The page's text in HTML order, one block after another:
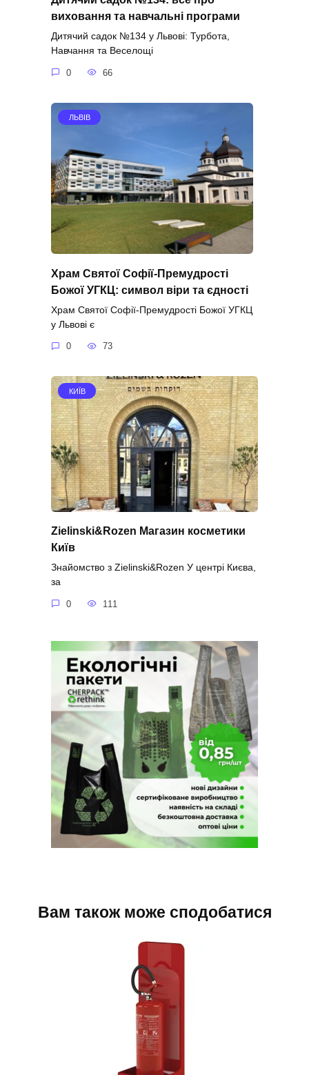
виховання та навчальні програми
Дитячий садок №134 у Львові: Турбота,
Навчання та Веселощі
0 66
ЛЬВІВ
Храм Святої Софії-Премудрості
Божої УГКЦ: символ віри та єдності
Храм Святої Софії-Премудрості Божої УГКЦ
у Львові є
0 73
КИЇВ
Zielinski&Rozen Магазин косметики
Київ
Знайомство з Zielinski&Rozen У центрі Києва,
за
0 111
Вам також може сподобатися